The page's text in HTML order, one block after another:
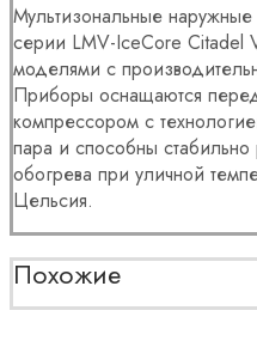
Мультизональные
серии LMV-IceCore Citadel
моделями с
Приборы оснащаются
компрессором с
пара и способны
обогрева при уличной
Цельсия.
Похожие